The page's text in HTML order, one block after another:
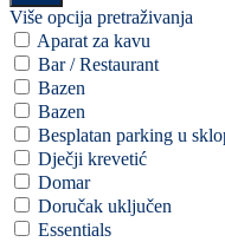
Više opcija pretraživanja
Aparat za kavu
Bar / Restaurant
Bazen
Bazen
Besplatan parking u
Dječji krevetić
Domar
Doručak uključen
Essentials